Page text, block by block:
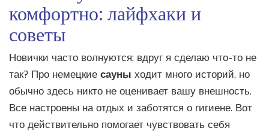
комфортно: лайфхаки и
советы
Новички часто волнуются: вдруг я сделаю что-то не
так? Про немецкие сауны ходит много историй, но
обычно здесь никто не оценивает вашу внешность.
Все настроены на отдых и заботятся о гигиене. Вот
что действительно помогает чувствовать себя